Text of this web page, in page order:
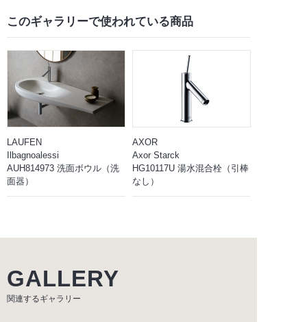
このギャラリーで使われている商品
LAUFEN
Ilbagnoalessi
AUH814973 洗面ボウル（洗
面器）
AXOR
Axor Starck
HG10117U 湯水混合栓（引棒
なし）
GALLERY
関連するギャラリー